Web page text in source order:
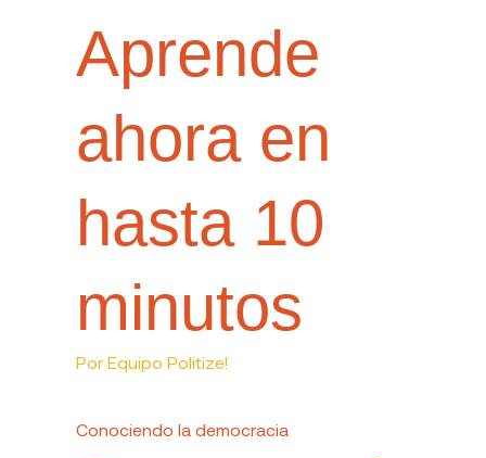
Aprende
ahora en
hasta 10
minutos
Por Equipo Politize!
Conociendo la democracia